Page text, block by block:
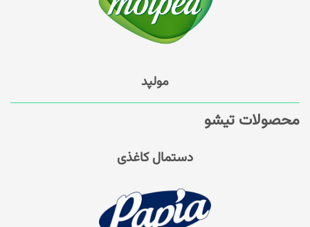
مولپد
محصولات تیشو
دستمال کاغذی